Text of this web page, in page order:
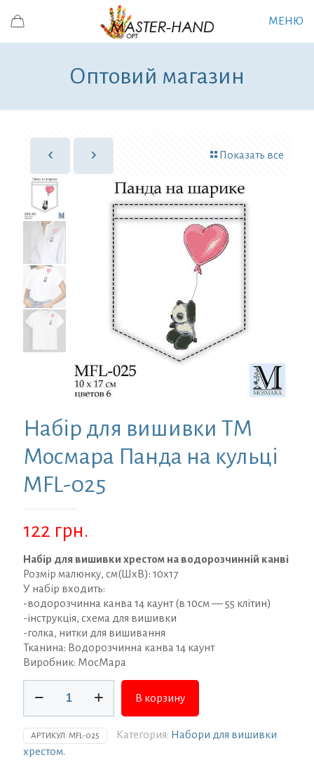
МЕНЮ
Оптовий магазин
Показать все
Набір для вишивки ТМ
Мосмара Панда на кульці
MFL-025
122 грн.
Набір для вишивки хрестом на водорозчинній канві
Розмір малюнку, см(ШхВ): 10х17
У набір входить:
-водорозчинна канва 14 каунт (в 10см — 55 клітин)
-інструкція, схема для вишивки
-голка, нитки для вишивання
Тканина: Водорозчинна канва 14 каунт
Виробник: МосМара
товара
Набір
для
вишивки
ТМ
В корзину
АРТИКУЛ: MFL-025 Категория: Набори для вишивки
хрестом.